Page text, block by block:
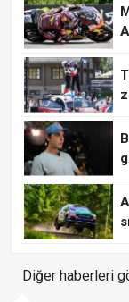
Diğer haberleri